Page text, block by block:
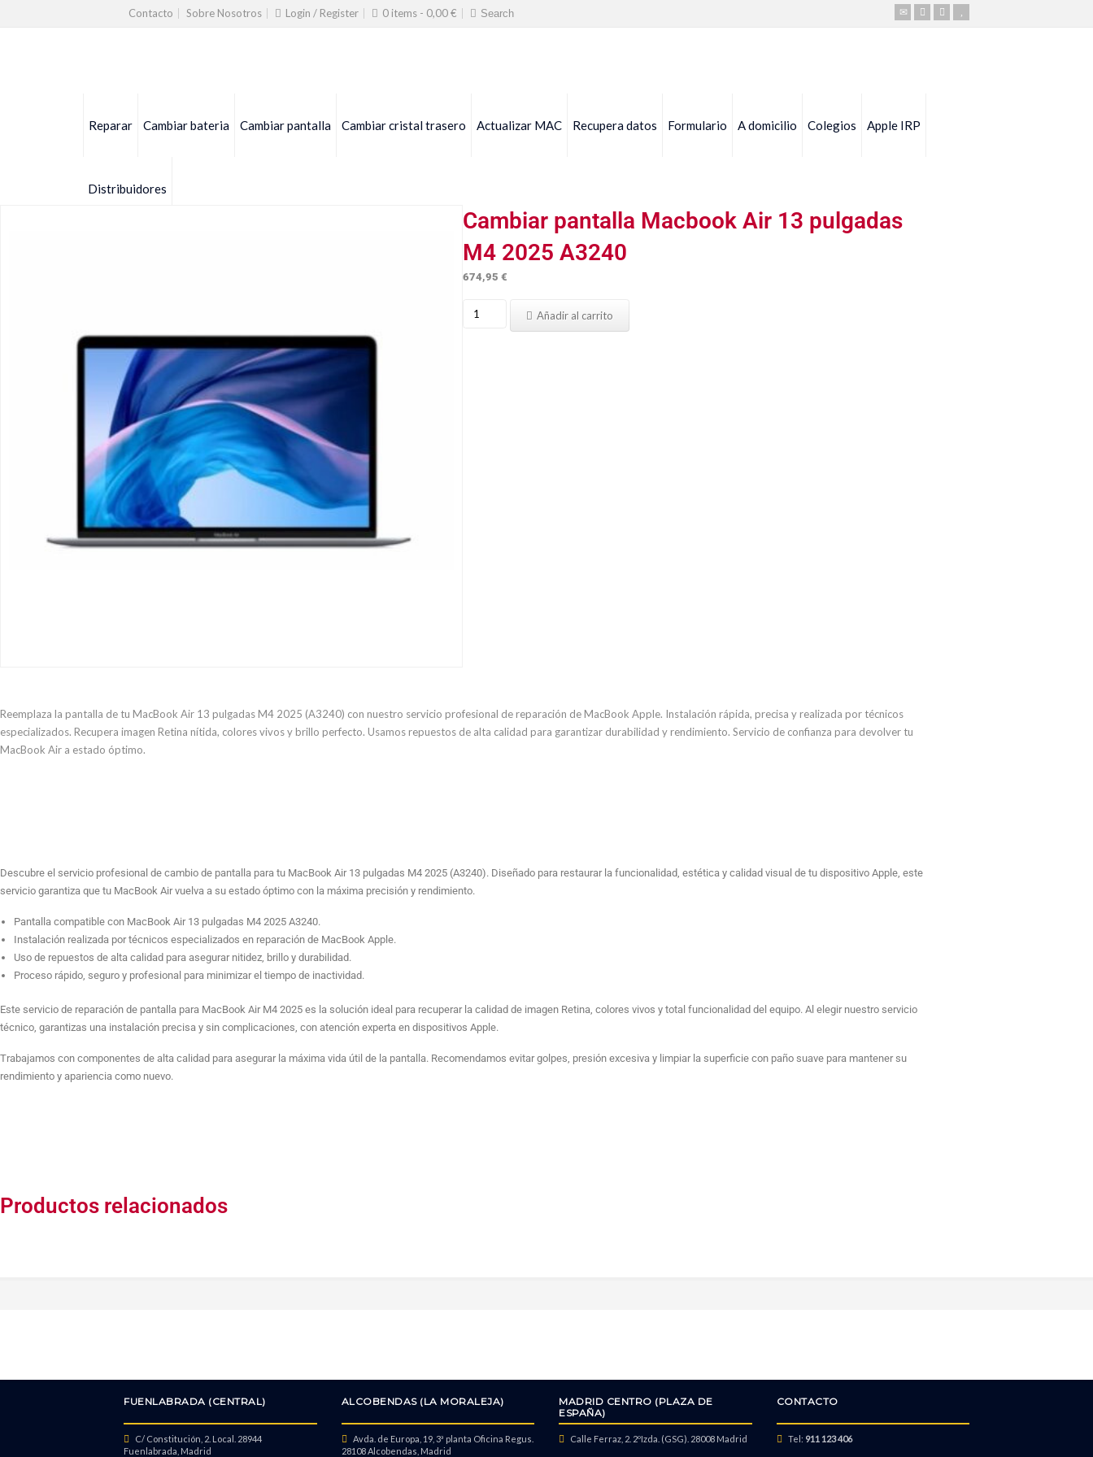
Contacto Sobre Nosotros Login / Register 0 items - 0,00€
Reparar Cambiar bateria Cambiar pantalla Cambiar cristal trasero Actualizar MAC Recupera datos Formulario A domicilio Colegios Apple IRP
Distribuidores
Cambiar pantalla Macbook Air 13 pulgadas
M4 2025 A3240
674,95€
Cambiar
Añadir al carrito
Reemplaza la pantalla de tu MacBook Air 13 pulgadas M4 2025 (A3240) con nuestro servicio profesional de reparación de MacBook Apple. Instalación rápida, precisa y realizada por técnicos
especializados. Recupera imagen Retina nítida, colores vivos y brillo perfecto. Usamos repuestos de alta calidad para garantizar durabilidad y rendimiento. Servicio de confianza para devolver tu
MacBook Air a estado óptimo.
Descubre el servicio profesional de cambio de pantalla para tu MacBook Air 13 pulgadas M4 2025 (A3240). Diseñado para restaurar la funcionalidad, estética y calidad visual de tu dispositivo Apple, este
servicio garantiza que tu MacBook Air vuelva a su estado óptimo con la máxima precisión y rendimiento.
Pantalla compatible con MacBook Air 13 pulgadas M4 2025 A3240.
Instalación realizada por técnicos especializados en reparación de MacBook Apple.
Uso de repuestos de alta calidad para asegurar nitidez, brillo y durabilidad.
Proceso rápido, seguro y profesional para minimizar el tiempo de inactividad.
Este servicio de reparación de pantalla para MacBook Air M4 2025 es la solución ideal para recuperar la calidad de imagen Retina, colores vivos y total funcionalidad del equipo. Al elegir nuestro servicio
técnico, garantizas una instalación precisa y sin complicaciones, con atención experta en dispositivos Apple.
Trabajamos con componentes de alta calidad para asegurar la máxima vida útil de la pantalla. Recomendamos evitar golpes, presión excesiva y limpiar la superficie con paño suave para mantener su
rendimiento y apariencia como nuevo.
Productos relacionados
FUENLABRADA (CENTRAL)
C/ Constitución, 2. Local. 28944
Fuenlabrada, Madrid
ALCOBENDAS (LA MORALEJA)
Avda. de Europa, 19, 3ª planta Oficina Regus.
28108 Alcobendas, Madrid
MADRID CENTRO (PLAZA DE
ESPAÑA)
Calle Ferraz, 2. 2ºIzda. (GSG). 28008 Madrid
CONTACTO
Tel: 911 123 406